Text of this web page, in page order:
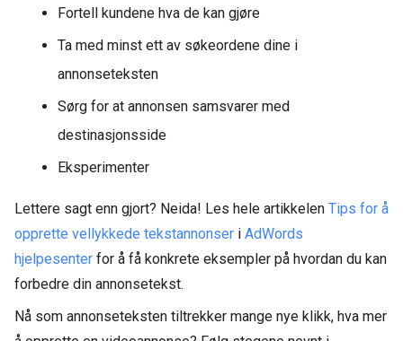
Fortell kundene hva de kan gjøre
Ta med minst ett av søkeordene dine i
annonseteksten
Sørg for at annonsen samsvarer med
destinasjonsside
Eksperimenter
Lettere sagt enn gjort? Neida! Les hele artikkelen Tips for å
opprette vellykkede tekstannonser i AdWords
hjelpesenter for å få konkrete eksempler på hvordan du kan
forbedre din annonsetekst.
Nå som annonseteksten tiltrekker mange nye klikk, hva mer